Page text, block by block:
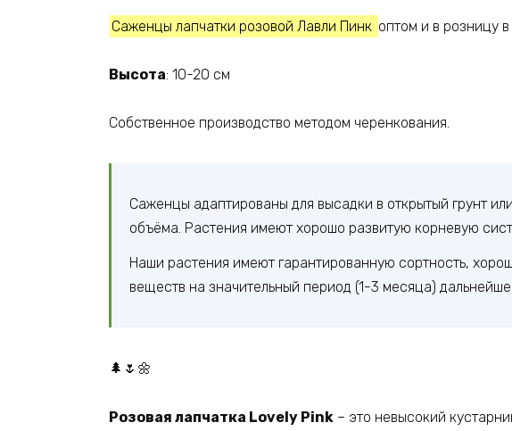
Саженцы лапчатки розовой Лавли Пинк оптом и в розницу
Высота: 10-20 см
Собственное производство методом черенкования.
Саженцы адаптированы для высадки в открытый грунт
объёма. Растения имеют хорошо развитую корневую
Наши растения имеют гарантированную сортность,
веществ на значительный период (1-3 месяца)
🌲🌷🌼
Розовая лапчатка Lovely Pink – это невысокий